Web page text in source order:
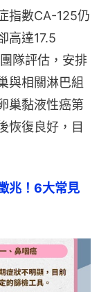
指數CA-125仍
高達17.5
隊評估，安排
與相關淋巴組
巢黏液性癌第
恢復良好，目
兆！6大常見